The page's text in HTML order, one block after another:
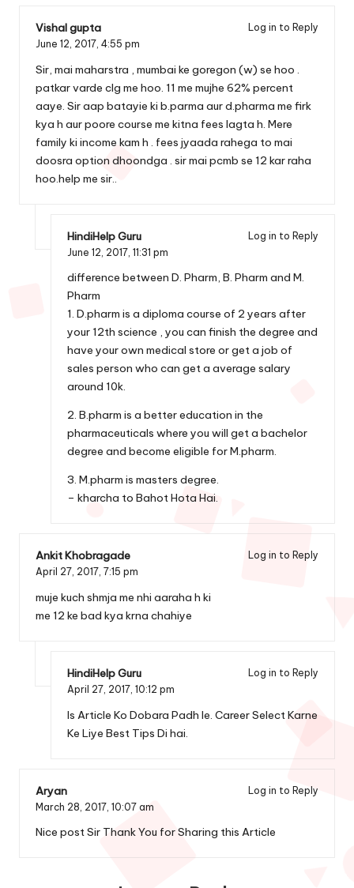
Vishal gupta
Log in to Reply
June 12, 2017, 4:55 pm
Sir, mai maharstra , mumbai ke goregon (w) se hoo .
patkar varde clg me hoo. 11 me mujhe 62% percent
aaye. Sir aap batayie ki b.parma aur d.pharma me firk
kya h aur poore course me kitna fees lagta h. Mere
family ki income kam h . fees jyaada rahega to mai
doosra option dhoondga . sir mai pcmb se 12 kar raha
hoo.help me sir..
HindiHelp Guru
Log in to Reply
June 12, 2017, 11:31 pm
difference between D. Pharm, B. Pharm and M.
Pharm
1. D.pharm is a diploma course of 2 years after
your 12th science , you can finish the degree and
have your own medical store or get a job of
sales person who can get a average salary
around 10k.
2. B.pharm is a better education in the
pharmaceuticals where you will get a bachelor
degree and become eligible for M.pharm.
3. M.pharm is masters degree.
– kharcha to Bahot Hota Hai.
Ankit Khobragade
Log in to Reply
April 27, 2017, 7:15 pm
muje kuch shmja me nhi aaraha h ki
me 12 ke bad kya krna chahiye
HindiHelp Guru
Log in to Reply
April 27, 2017, 10:12 pm
Is Article Ko Dobara Padh le. Career Select Karne
Ke Liye Best Tips Di hai.
Aryan
Log in to Reply
March 28, 2017, 10:07 am
Nice post Sir Thank You for Sharing this Article